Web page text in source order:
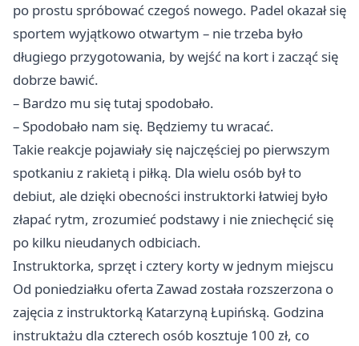
po prostu spróbować czegoś nowego. Padel okazał się
sportem wyjątkowo otwartym – nie trzeba było
długiego przygotowania, by wejść na kort i zacząć się
dobrze bawić.
– Bardzo mu się tutaj spodobało.
– Spodobało nam się. Będziemy tu wracać.
Takie reakcje pojawiały się najczęściej po pierwszym
spotkaniu z rakietą i piłką. Dla wielu osób był to
debiut, ale dzięki obecności instruktorki łatwiej było
złapać rytm, zrozumieć podstawy i nie zniechęcić się
po kilku nieudanych odbiciach.
Instruktorka, sprzęt i cztery korty w jednym miejscu
Od poniedziałku oferta Zawad została rozszerzona o
zajęcia z instruktorką Katarzyną Łupińską. Godzina
instruktażu dla czterech osób kosztuje 100 zł, co